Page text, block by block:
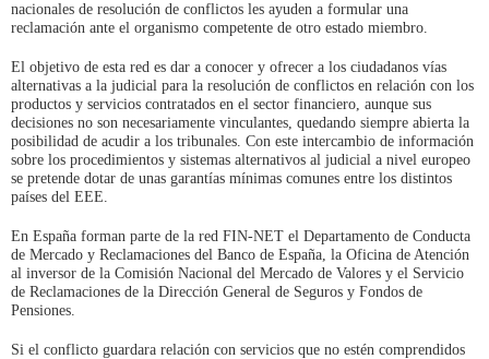
nacionales de resolución de conflictos les ayuden a formular una
reclamación ante el organismo competente de otro estado miembro.
El objetivo de esta red es dar a conocer y ofrecer a los ciudadanos vías
alternativas a la judicial para la resolución de conflictos en relación con los
productos y servicios contratados en el sector financiero, aunque sus
decisiones no son necesariamente vinculantes, quedando siempre abierta la
posibilidad de acudir a los tribunales. Con este intercambio de información
sobre los procedimientos y sistemas alternativos al judicial a nivel europeo
se pretende dotar de unas garantías mínimas comunes entre los distintos
países del EEE.
En España forman parte de la red FIN-NET el Departamento de Conducta
de Mercado y Reclamaciones del Banco de España, la Oficina de Atención
al inversor de la Comisión Nacional del Mercado de Valores y el Servicio
de Reclamaciones de la Dirección General de Seguros y Fondos de
Pensiones.
Si el conflicto guardara relación con servicios que no estén comprendidos